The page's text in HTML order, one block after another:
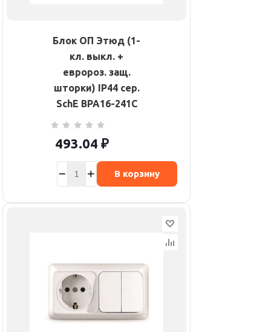
Блок ОП Этюд (1-
кл. выкл. +
евророз. защ.
шторки) IP44 сер.
SchE BPA16-241C
493.04 ₽
В корзину